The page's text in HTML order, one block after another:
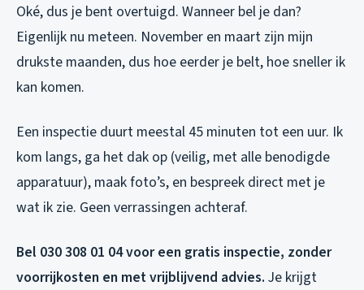
Oké, dus je bent overtuigd. Wanneer bel je dan?
Eigenlijk nu meteen. November en maart zijn mijn
drukste maanden, dus hoe eerder je belt, hoe sneller ik
kan komen.
Een inspectie duurt meestal 45 minuten tot een uur. Ik
kom langs, ga het dak op (veilig, met alle benodigde
apparatuur), maak foto’s, en bespreek direct met je
wat ik zie. Geen verrassingen achteraf.
Bel 030 308 01 04 voor een gratis inspectie, zonder
voorrijkosten en met vrijblijvend advies. Je krijgt